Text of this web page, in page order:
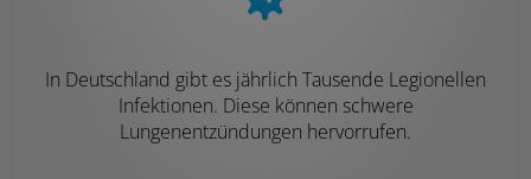
In Deutschland gibt es jährlich Tausende Legionellen
Infektionen. Diese können schwere
Lungenentzündungen hervorrufen.